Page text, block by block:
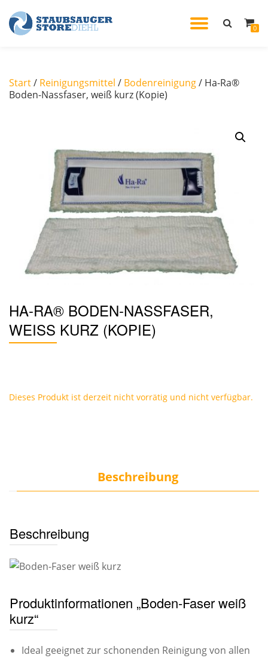
Skip
0
Start/ Reinigungsmittel / Bodenreinigung/ Ha-Ra®
Boden-Nassfaser, weiß kurz (Kopie)
HA-RA® BODEN-NASSFASER,
WEISS KURZ (KOPIE)
Dieses Produkt ist derzeit nicht vorrätig und nicht verfügbar.
Beschreibung
Beschreibung
Produktinformationen „Boden-Faser weiß
kurz“
Ideal geeignet zur schonenden Reinigung von allen